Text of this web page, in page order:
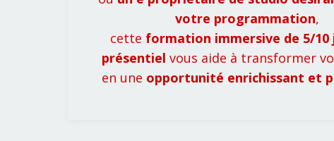
votre programmation,
cette formation immersive de 5/10
présentiel vous aide à transformer
en une opportunité enrichissant et